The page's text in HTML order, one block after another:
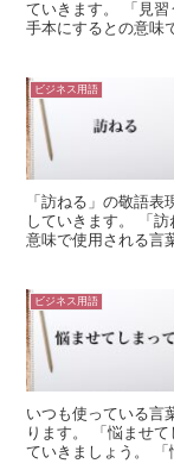
ていきます。 「見
手本にするとの意味
ビジネス用語
「訪ねる」の敬語
していきます。 「
意味で使用される言
ビジネス用語
いつも使っている言
ります。 「悩ませ
ていきましょう。